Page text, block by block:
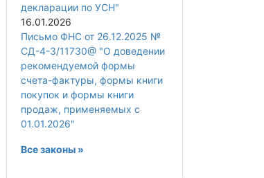
декларации по УСН"
16.01.2026
Письмо ФНС от 26.12.2025 №
СД-4-3/11730@ "О доведении
рекомендуемой формы
счета-фактуры, формы книги
покупок и формы книги
продаж, применяемых с
01.01.2026"
Все законы »